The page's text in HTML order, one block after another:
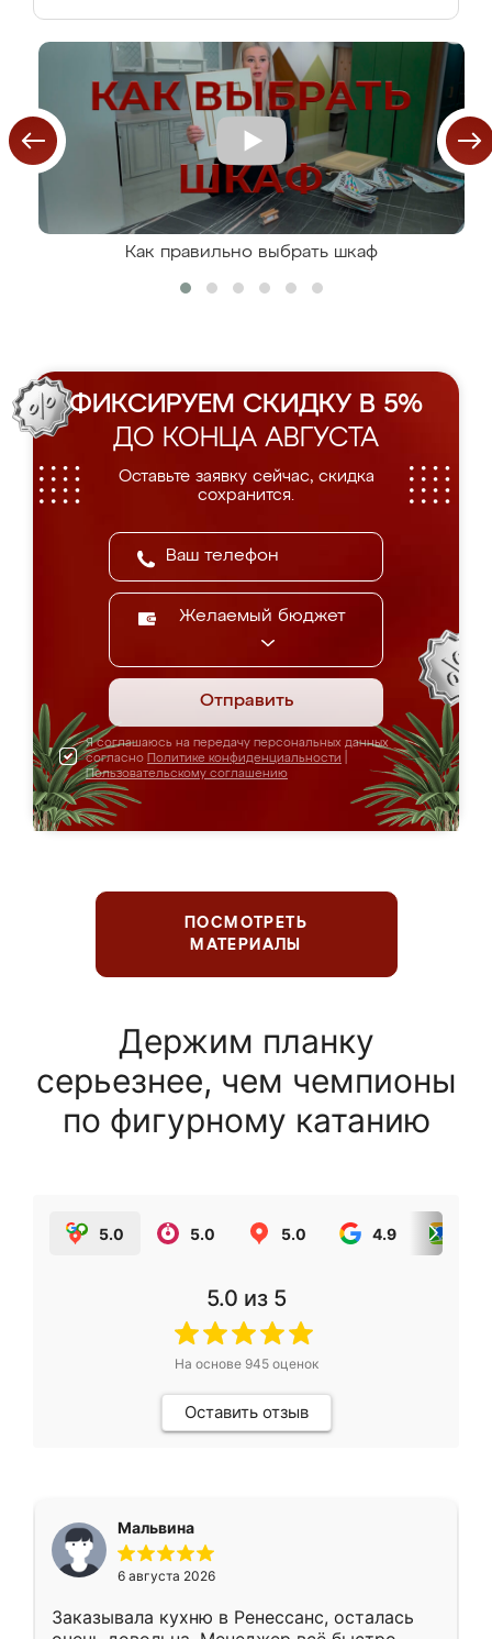
Как правильно выбрать шкаф
ФИКСИРУЕМ СКИДКУ В 5%
ДО КОНЦА АВГУСТА
Оставьте заявку сейчас, скидка
сохранится.
Желаемый бюджет
Отправить
Я соглашаюсь на передачу персональных данных
согласно Политике конфиденциальности
Пользовательскому соглашению
ПОСМОТРЕТЬ
МАТЕРИАЛЫ
Держим планку
серьезнее, чем чемпионы
по фигурному катанию
5.0 5.0 5.0 4.9
5.0 из 5
На основе 945оценок
Оставить отзыв
Мальвина
6 августа 2026
Заказывала кухню в Ренессанс, осталась